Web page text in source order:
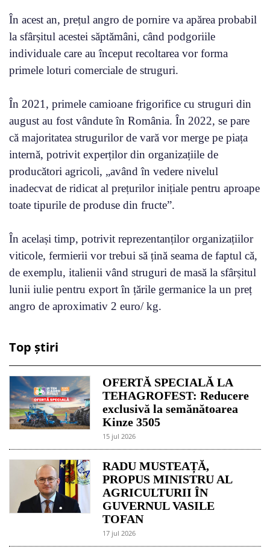
În acest an, prețul angro de pornire va apărea probabil
la sfârșitul acestei săptămâni, când podgoriile
individuale care au început recoltarea vor forma
primele loturi comerciale de struguri.
În 2021, primele camioane frigorifice cu struguri din
august au fost vândute în România. În 2022, se pare
că majoritatea strugurilor de vară vor merge pe piața
internă, potrivit experților din organizațiile de
producători agricoli, „având în vedere nivelul
inadecvat de ridicat al prețurilor inițiale pentru aproape
toate tipurile de produse din fructe”.
În același timp, potrivit reprezentanților organizațiilor
viticole, fermierii vor trebui să țină seama de faptul că,
de exemplu, italienii vând struguri de masă la sfârșitul
lunii iulie pentru export în țările germanice la un preț
angro de aproximativ 2 euro/ kg.
Top știri
OFERTĂ SPECIALĂ LA
TEHAGROFEST: Reducere
exclusivă la semănătoarea
Kinze 3505
15 jul 2026
RADU MUSTEAȚĂ,
PROPUS MINISTRU AL
AGRICULTURII ÎN
GUVERNUL VASILE
TOFAN
17 jul 2026